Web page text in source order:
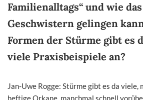
Familienalltags“ und wie
Geschwistern gelingen
Formen der Stürme gibt es
viele Praxisbeispiele an?
Jan-Uwe Rogge: Stürme gibt es da viele,
heftige Orkane, manchmal schnell